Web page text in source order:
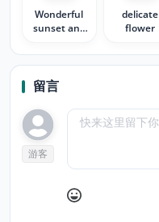
Wonderful
sunset and
delicate
flower
留言
游客